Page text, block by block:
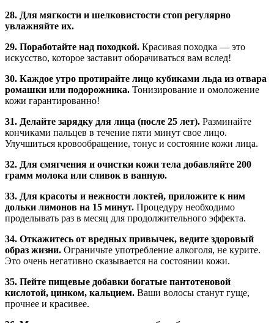
28. Для мягкости и шелковистости стоп регулярно
увлажняйте их.
29. Поработайте над походкой. Красивая походка — это
искусство, которое заставит оборачиваться вам вслед!
30. Каждое утро протирайте лицо кубиками льда из отвара
ромашки или подорожника. Тонизирование и омоложение
кожи гарантированно!
31. Делайте зарядку для лица (после 25 лет). Разминайте
кончиками пальцев в течение пяти минут свое лицо.
Улучшиться кровообращение, тонус и состояние кожи лица.
32. Для смягчения и очистки кожи тела добавляйте 200
грамм молока или сливок в ванную.
33. Для красоты и нежности локтей, приложите к ним
дольки лимонов на 15 минут. Процедуру необходимо
проделывать раз в месяц для продолжительного эффекта.
34. Откажитесь от вредных привычек, ведите здоровый
образ жизни. Ограничьте употребление алкоголя, не курите.
Это очень негативно сказывается на состоянии кожи.
35. Пейте пищевые добавки богатые пантотеновой
кислотой, цинком, кальцием. Ваши волосы станут гуще,
прочнее и красивее.